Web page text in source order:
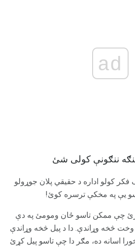
ad
ننګونې کولی شئ
فکر کولو اداره د حقیقي پلان جوړولو
یې په مخکې ترسره کوئ!
چې ممکن تاسو ځان ومومئ په دې
څخه وړاندې. دا د پیل څخه وړاندې
اسانه ده، مګر دا چې تاسو پیل کړئ